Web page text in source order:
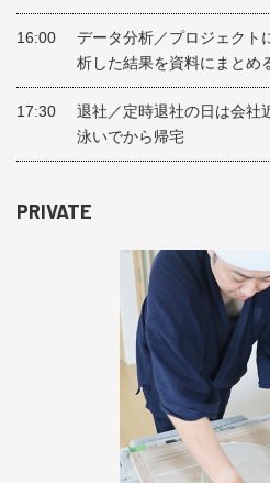
16:00
データ分析／プロジェクト
析した結果を資料にまとめ
17:30
退社／定時退社の日は会社
泳いでから帰宅
PRIVATE